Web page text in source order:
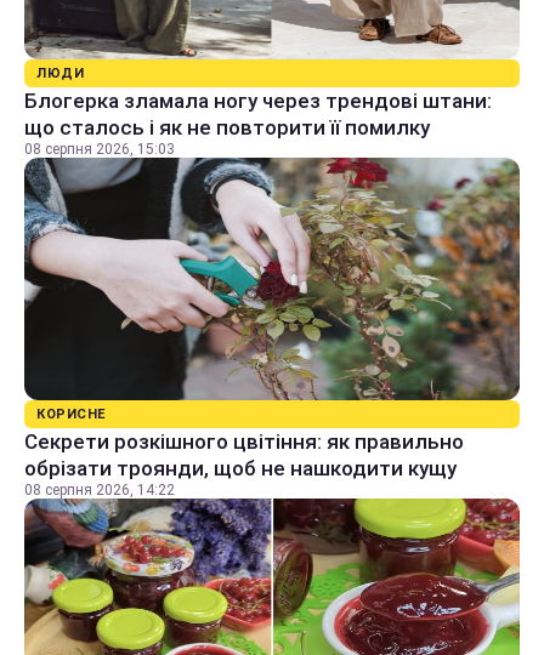
ЛЮДИ
Блогерка зламала ногу через трендові штани:
що сталось і як не повторити її помилку
08 серпня 2026, 15:03
КОРИСНЕ
Секрети розкішного цвітіння: як правильно
обрізати троянди, щоб не нашкодити кущу
08 серпня 2026, 14:22